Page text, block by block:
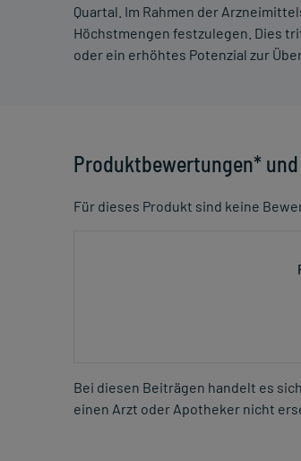
Quartal. Im Rahmen der
Höchstmengen festzulegen. Dies
oder ein erhöhtes Potenzial zur
Produktbewertungen*
Für dieses Produkt sind keine
Bei diesen Beiträgen handelt es
einen Arzt oder Apotheker nicht